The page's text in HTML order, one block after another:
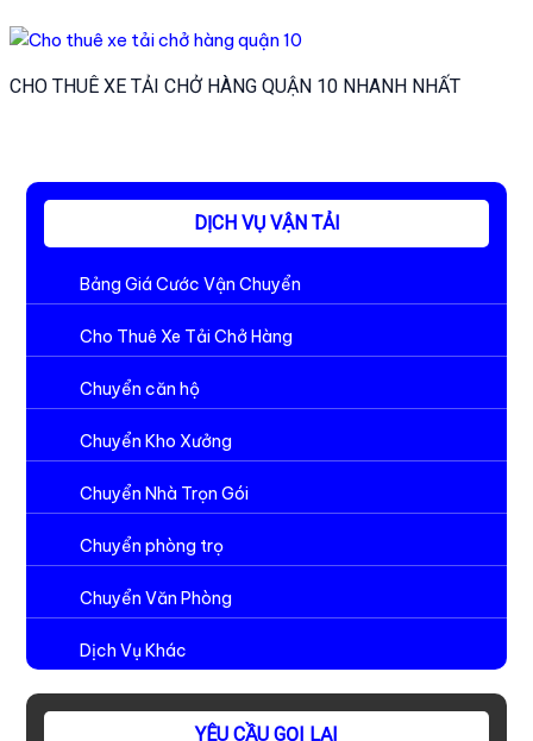
CHO THUÊ XE TẢI CHỞ HÀNG QUẬN 10 NHANH NHẤT
DỊCH VỤ VẬN TẢI
Bảng Giá Cước Vận Chuyển
Cho Thuê Xe Tải Chở Hàng
Chuyển căn hộ
Chuyển Kho Xưởng
Chuyển Nhà Trọn Gói
Chuyển phòng trọ
Chuyển Văn Phòng
Dịch Vụ Khác
YÊU CẦU GỌI LẠI